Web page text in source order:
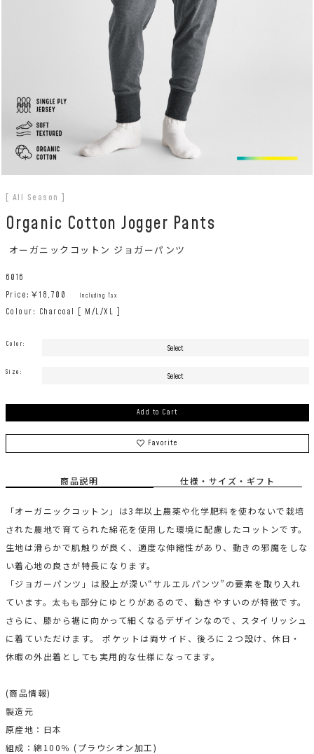
[ All Season ]
Organic Cotton Jogger Pants
オーガニックコットン ジョガーパンツ
6016
Price:￥18,700 Including Tax
Colour: Charcoal [ M/L/XL ]
Color:
Size:
Add to Cart
Favorite
商品説明 仕様・サイズ・ギフト
「オーガニックコットン」は3年以上農薬や化学肥料を使わないで栽培
された農地で育てられた綿花を使用した環境に配慮したコットンです。
生地は滑らかで肌触りが良く、適度な伸縮性があり、動きの邪魔をしな
い着心地の良さが特長になります。
「ジョガーパンツ」は股上が深い“サルエルパンツ”の要素を取り入れ
ています。太もも部分にゆとりがあるので、動きやすいのが特徴です。
さらに、膝から裾に向かって細くなるデザインなので、スタイリッシュ
に着ていただけます。 ポケットは両サイド、後ろに２つ設け、休日・
休暇の外出着としても実用的な仕様になってます。
(商品情報)
製造元
原産地：日本
組成：綿100％ (プラウシオン加工)